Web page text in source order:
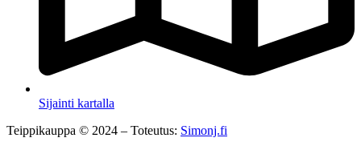
Sijainti kartalla
Teippikauppa © 2024 – Toteutus: Simonj.fi